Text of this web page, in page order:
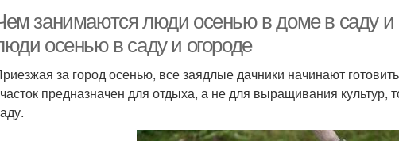
занимаются люди осенью в доме в саду и
осенью в саду и огороде
за город осенью, все заядлые дачники начинают
предназначен для отдыха, а не для выращивания культур,